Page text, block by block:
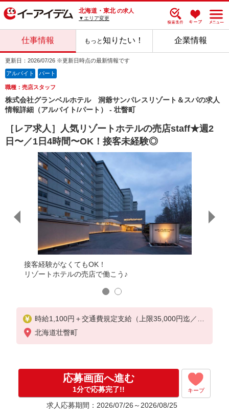
北海道・東北 の求人
▼エリア変更
仕事情報 もっと知りたい！ 企業情報
更新日：2026/07/26 ※更新日時点の最新情報です
アルバイト パート
職種：売店スタッフ
株式会社グランベルホテル 洞爺サンパレスリゾート＆スパの求人
情報詳細（アルバイト/パート） - 壮瞥町
［レア求人］人気リゾートホテルの売店staff★週2
日〜／1日4時間〜OK！接客未経験◎
接客経験がなくてもOK！
リゾートホテルの売店で働こう♪
時給1,100円＋交通費規定支給（上限35,000円迄／月
）
北海道壮瞥町
応募画面へ進む
1分で応募完了!! キープ
求人応募期間：2026/07/26～2026/08/25